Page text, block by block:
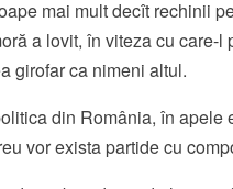
mai mult decît rechinii
a lovit, în viteza cu care-
girofar ca nimeni altul.
din România, în apele
vor exista partide cu